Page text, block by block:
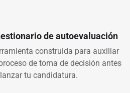
de autoevaluación
construida para auxiliar
de toma de decisión antes
tu candidatura.